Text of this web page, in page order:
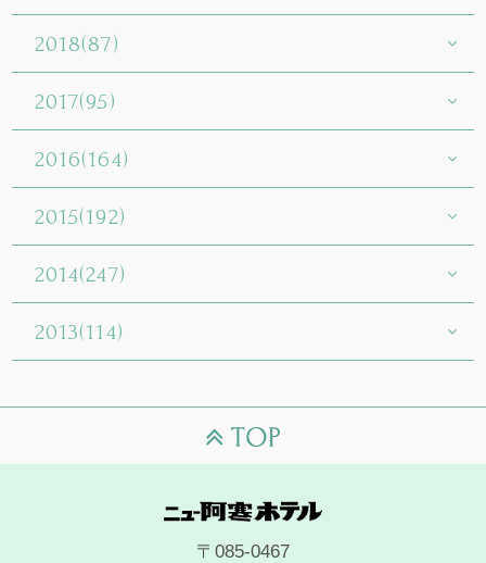
2018(87)
2017(95)
2016(164)
2015(192)
2014(247)
2013(114)
〒085-0467